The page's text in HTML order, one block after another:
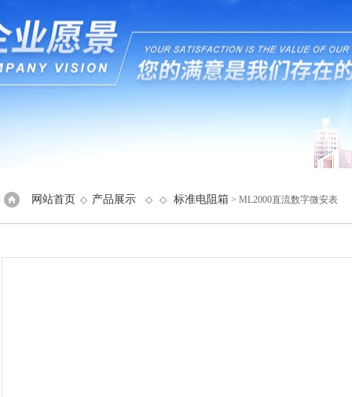
网站首页 ◇ 产品展示 ◇ ◇ 标准电阻箱 > ML2000直流数字微安表